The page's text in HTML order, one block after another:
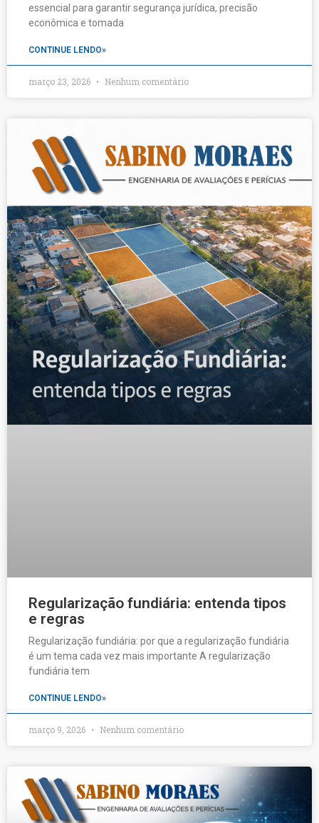
essencial para garantir segurança jurídica, precisão
econômica e tomada
CONTINUE LENDO»
março 23, 2026 Nenhum comentário
Regularização fundiária: entenda tipos
e regras
Regularização fundiária: por que a regularização fundiária
é um tema cada vez mais importante A regularização
fundiária tem
CONTINUE LENDO»
março 9, 2026 Nenhum comentário